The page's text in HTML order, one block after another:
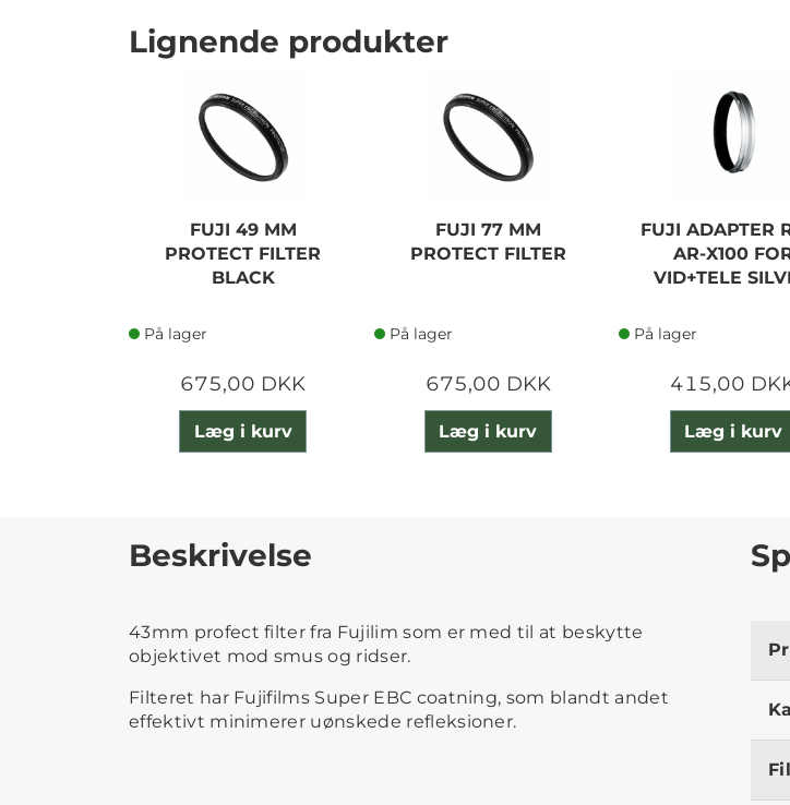
Lignende produkter
FUJI 49 MM
PROTECT FILTER
BLACK
På lager
675,00 DKK
Læg i kurv
FUJI 77 MM
PROTECT FILTER
På lager
675,00 DKK
Læg i kurv
FUJI ADAPTER
AR-X100
VID+TELE
På lager
415,00
Læg i kurv
Beskrivelse
43mm profect filter fra Fujilim som er med til at beskytte
objektivet mod smus og ridser.
Filteret har Fujifilms Super EBC coatning, som blandt andet
effektivt minimerer uønskede refleksioner.